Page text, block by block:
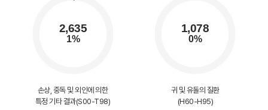
손상, 중독 및 외인에 의한
특정 기타 결과(S00-T98)
귀 및 유돌의 질환
(H60-H95)